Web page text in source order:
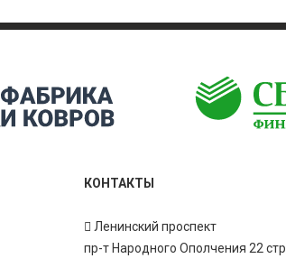
КОНТАКТЫ
Ленинский проспект
пр-т Народного Ополчения 22